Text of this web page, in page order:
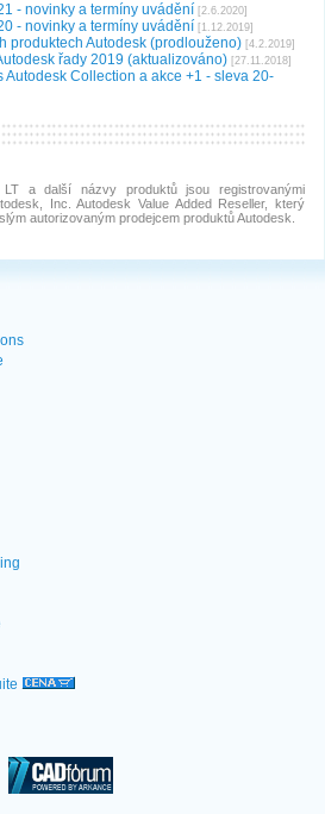
- novinky a termíny uvádění [2.6.2020]
- novinky a termíny uvádění [1.12.2019]
produktech Autodesk (prodlouženo) [4.2.2019]
řady 2019 (aktualizováno) [27.11.2018]
Autodesk Collection a akce +1 - sleva 20-
LT a další názvy produktů jsou registrovanými
Inc. Autodesk Value Added Reseller, který
autorizovaným prodejcem produktů Autodesk.